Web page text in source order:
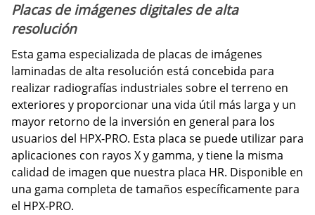
Placas de imágenes digitales de alta
resolución
Esta gama especializada de placas de imágenes
laminadas de alta resolución está concebida para
realizar radiografías industriales sobre el terreno en
exteriores y proporcionar una vida útil más larga y un
mayor retorno de la inversión en general para los
usuarios del HPX-PRO. Esta placa se puede utilizar para
aplicaciones con rayos X y gamma, y tiene la misma
calidad de imagen que nuestra placa HR. Disponible en
una gama completa de tamaños específicamente para
el HPX-PRO.